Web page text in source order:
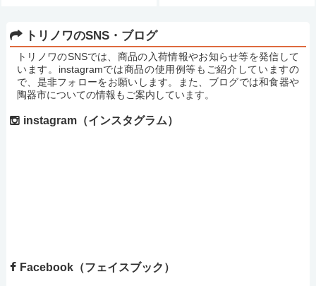
トリノワのSNS・ブログ
トリノワのSNSでは、商品の入荷情報やお知らせ等を発信して
います。instagramでは商品の使用例等もご紹介していますの
で、是非フォローをお願いします。また、ブログでは和食器や
陶器市についての情報もご案内しています。
instagram（インスタグラム）
Facebook（フェイスブック）